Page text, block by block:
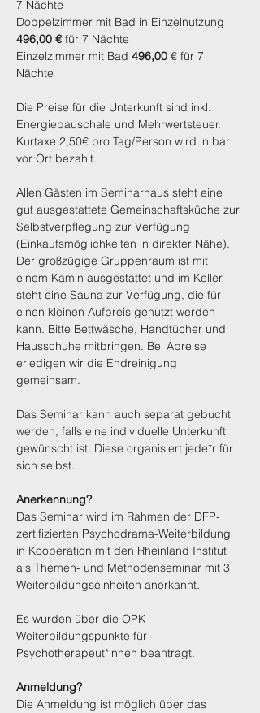
7 Nächte
Doppelzimmer mit Bad in Einzelnutzung
496,00 € für 7 Nächte
Einzelzimmer mit Bad 496,00 € für 7
Nächte
Die Preise für die Unterkunft sind inkl.
Energiepauschale und Mehrwertsteuer.
Kurtaxe 2,50€ pro Tag/Person wird in bar
vor Ort bezahlt.
Allen Gästen im Seminarhaus steht eine
gut ausgestattete Gemeinschaftsküche zur
Selbstverpflegung zur Verfügung
(Einkaufsmöglichkeiten in direkter Nähe).
Der großzügige Gruppenraum ist mit
einem Kamin ausgestattet und im Keller
steht eine Sauna zur Verfügung, die für
einen kleinen Aufpreis genutzt werden
kann. Bitte Bettwäsche, Handtücher und
Hausschuhe mitbringen. Bei Abreise
erledigen wir die Endreinigung
gemeinsam.
Das Seminar kann auch separat gebucht
werden, falls eine individuelle Unterkunft
gewünscht ist. Diese organisiert jede*r für
sich selbst.
Anerkennung?
Das Seminar wird im Rahmen der DFP-
zertifizierten Psychodrama-Weiterbildung
in Kooperation mit den Rheinland Institut
als Themen- und Methodenseminar mit 3
Weiterbildungseinheiten anerkannt.
Es wurden über die OPK
Weiterbildungspunkte für
Psychotherapeut*innen beantragt.
Anmeldung?
Die Anmeldung ist möglich über das